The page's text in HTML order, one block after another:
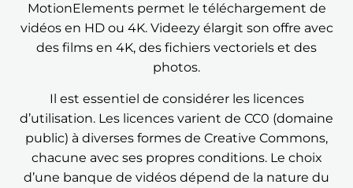
MotionElements permet le téléchargement de
vidéos en HD ou 4K. Videezy élargit son offre avec
des films en 4K, des fichiers vectoriels et des
photos.
Il est essentiel de considérer les licences
d’utilisation. Les licences varient de CC0 (domaine
public) à diverses formes de Creative Commons,
chacune avec ses propres conditions. Le choix
d’une banque de vidéos dépend de la nature du